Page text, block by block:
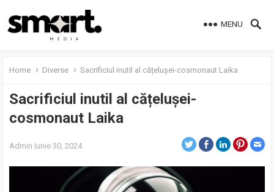
MENU
Home Diverse Sacrificiul inutil al cățelușei-cosmonaut Laika
Sacrificiul inutil al cățelușei-
cosmonaut Laika
Admin Iunie 30, 2024